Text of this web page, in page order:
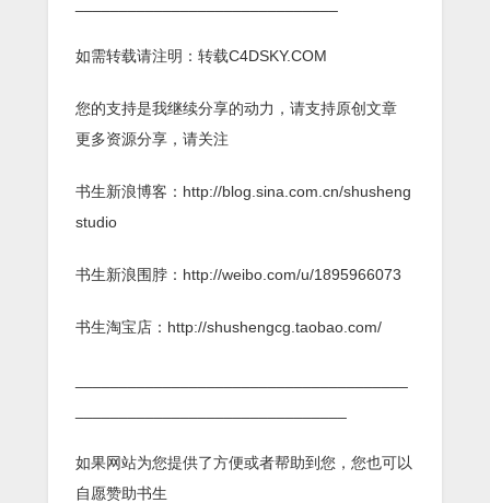
如需转载请注明：转载C4DSKY.COM
您的支持是我继续分享的动力，请支持原创文章
更多资源分享，请关注
书生新浪博客：http://blog.sina.com.cn/shusheng
studio
书生新浪围脖：http://weibo.com/u/1895966073
书生淘宝店：http://shushengcg.taobao.com/
如果网站为您提供了方便或者帮助到您，您也可以
自愿赞助书生